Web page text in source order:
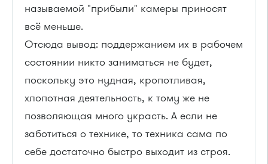
называемой "прибыли" камеры приносят
всё меньше.
Отсюда вывод: поддержанием их в рабочем
состоянии никто заниматься не будет,
поскольку это нудная, кропотливая,
хлопотная деятельность, к тому же не
позволяющая много украсть. А если не
заботиться о технике, то техника сама по
себе достаточно быстро выходит из строя.